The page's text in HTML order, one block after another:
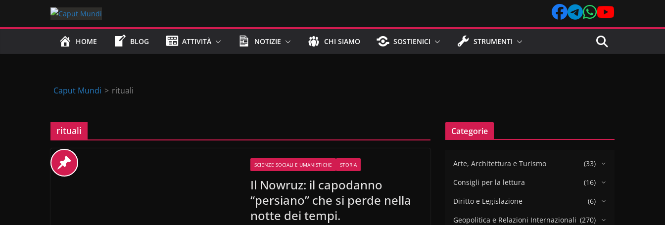
HOME BLOG ATTIVITÀ NOTIZIE CHI SIAMO SOSTIENICI STRUMENTI
Caput Mundi > rituali
rituali
SCIENZE SOCIALI E UMANISTICHE STORIA
Il Nowruz: il capodanno
“persiano” che si perde nella
notte dei tempi.
Categorie
Arte, Architettura e Turismo
(33)
Consigli per la lettura
(16)
Diritto e Legislazione
(6)
Geopolitica e Relazioni Internazionali (270)